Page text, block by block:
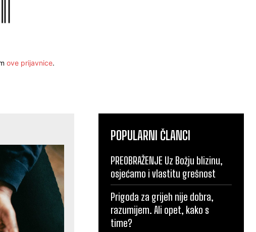
ove prijavnice.
POPULARNI ČLANCI
PREOBRAŽENJE Uz Božju blizinu,
osjećamo i vlastitu grešnost
Prigoda za grijeh nije dobra,
razumijem. Ali opet, kako s
time?